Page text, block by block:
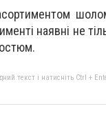
наявні не
текст і натисніть Ctrl +